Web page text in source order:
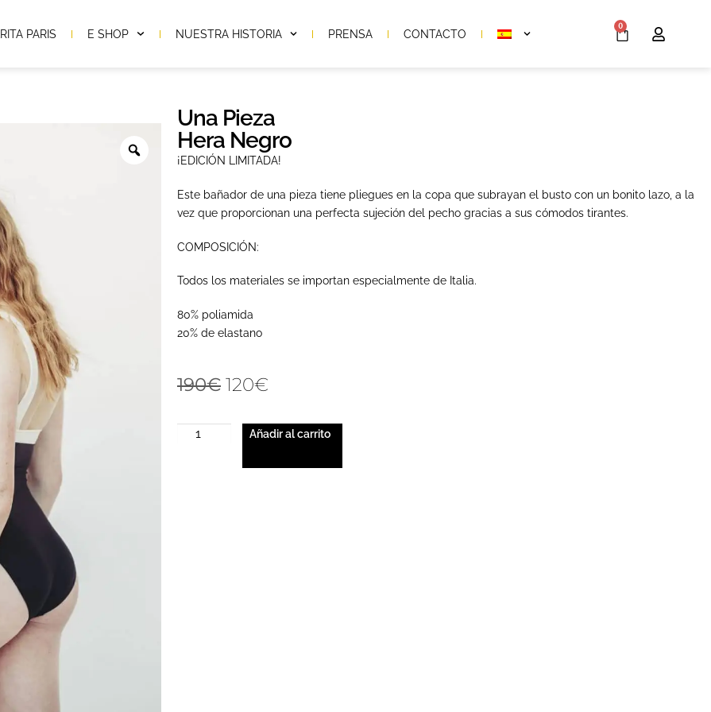
PARIS E SHOP NUESTRA HISTORIA PRENSA CONTACTO
0
Una Pieza
Hera Negro
¡EDICIÓN LIMITADA!
Este bañador de una pieza tiene pliegues en la copa que subrayan el busto con un bonito lazo, a la
vez que proporcionan una perfecta sujeción del pecho gracias a sus cómodos tirantes.
COMPOSICIÓN:
Todos los materiales se importan especialmente de Italia.
80% poliamida
20% de elastano
190€ 120€
Añadir al carrito